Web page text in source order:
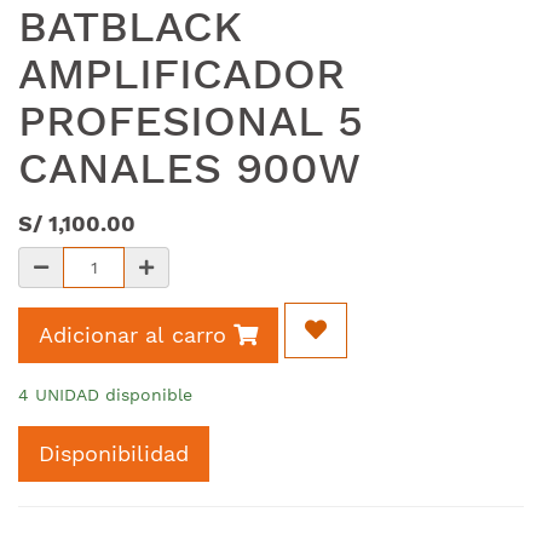
BATBLACK
AMPLIFICADOR
PROFESIONAL 5
CANALES 900W
S/ 1,100.00
Adicionar al carro
4 UNIDAD disponible
Disponibilidad